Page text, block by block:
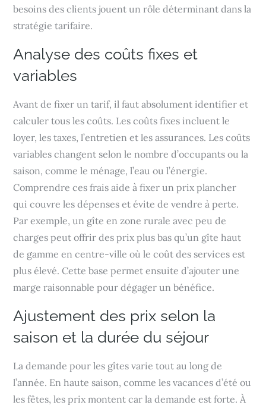
besoins des clients jouent un rôle déterminant dans la
stratégie tarifaire.
Analyse des coûts fixes et
variables
Avant de fixer un tarif, il faut absolument identifier et
calculer tous les coûts. Les coûts fixes incluent le
loyer, les taxes, l’entretien et les assurances. Les coûts
variables changent selon le nombre d’occupants ou la
saison, comme le ménage, l’eau ou l’énergie.
Comprendre ces frais aide à fixer un prix plancher
qui couvre les dépenses et évite de vendre à perte.
Par exemple, un gîte en zone rurale avec peu de
charges peut offrir des prix plus bas qu’un gîte haut
de gamme en centre-ville où le coût des services est
plus élevé. Cette base permet ensuite d’ajouter une
marge raisonnable pour dégager un bénéfice.
Ajustement des prix selon la
saison et la durée du séjour
La demande pour les gîtes varie tout au long de
l’année. En haute saison, comme les vacances d’été ou
les fêtes, les prix montent car la demande est forte. À